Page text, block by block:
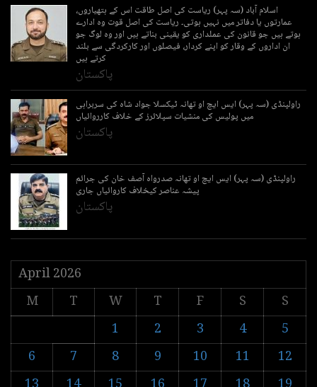
اسلام آباد (سہ پہر) ریاست کی اصل طاقت اس کے ہتھیاروں،
عمارتوں یا دفاتر میں نہیں ہوتی۔ ریاست کی اصل قوت وہ ادارے
ہوتے ہیں جو قانون کی عملداری کو یقینی بناتے ہیں اور وہ لوگ جو
ان اداروں کے وقار کو اپنے کردار، فیصلوں اور کارکردگی سے بلند
کرتے ہیں
پاکستان
راولپنڈی (سہ پہر) ایس ایچ او تھانہ ٹیکسلا جواد شاہ کی سربراہی
میں پولیس کی منشیات سپلائرز کے خلاف کارروائیاں
پاکستان
راولپنڈی (سہ پہر) ایس ایچ او تھانہ صدرواہ آصف خان کی جرائم
پیشہ عناصر کیخلاف کاروائیاں جاری
پاکستان
April 2026
M
T W T F S
S
1
2 3 4
5
6
7 8 9 10 11
12